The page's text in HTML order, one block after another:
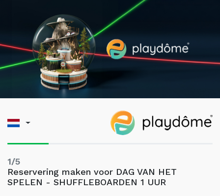
1/5
Reservering maken voor DAG VAN HET
SPELEN - SHUFFLEBOARDEN 1 UUR